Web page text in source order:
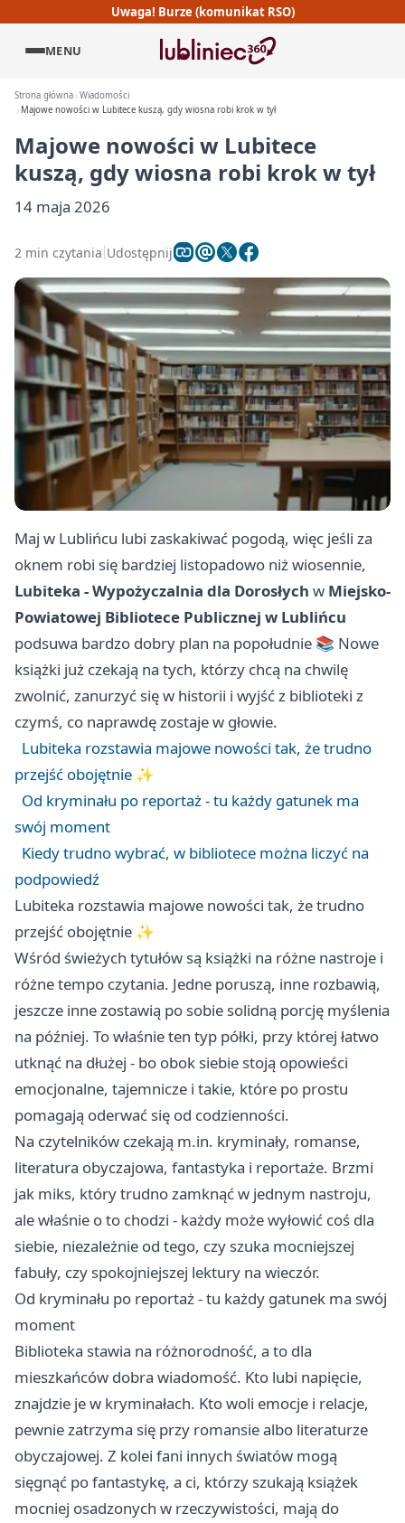
Uwaga! Burze (komunikat RSO)
MENU
Strona główna Wiadomości
Majowe nowości w Lubitece kuszą, gdy wiosna robi krok w tył
Majowe nowości w Lubitece
kuszą, gdy wiosna robi krok w tył
14 maja 2026
2 min czytania Udostępnij
Maj w Lublińcu lubi zaskakiwać pogodą, więc jeśli za
oknem robi się bardziej listopadowo niż wiosennie,
Lubiteka - Wypożyczalnia dla Dorosłych w Miejsko-
Powiatowej Bibliotece Publicznej w Lublińcu
podsuwa bardzo dobry plan na popołudnie 📚 Nowe
książki już czekają na tych, którzy chcą na chwilę
zwolnić, zanurzyć się w historii i wyjść z biblioteki z
czymś, co naprawdę zostaje w głowie.
Lubiteka rozstawia majowe nowości tak, że trudno
przejść obojętnie ✨
Od kryminału po reportaż - tu każdy gatunek ma
swój moment
Kiedy trudno wybrać, w bibliotece można liczyć na
podpowiedź
Lubiteka rozstawia majowe nowości tak, że trudno
przejść obojętnie ✨
Wśród świeżych tytułów są książki na różne nastroje i
różne tempo czytania. Jedne poruszą, inne rozbawią,
jeszcze inne zostawią po sobie solidną porcję myślenia
na później. To właśnie ten typ półki, przy której łatwo
utknąć na dłużej - bo obok siebie stoją opowieści
emocjonalne, tajemnicze i takie, które po prostu
pomagają oderwać się od codzienności.
Na czytelników czekają m.in. kryminały, romanse,
literatura obyczajowa, fantastyka i reportaże. Brzmi
jak miks, który trudno zamknąć w jednym nastroju,
ale właśnie o to chodzi - każdy może wyłowić coś dla
siebie, niezależnie od tego, czy szuka mocniejszej
fabuły, czy spokojniejszej lektury na wieczór.
Od kryminału po reportaż - tu każdy gatunek ma swój
moment
Biblioteka stawia na różnorodność, a to dla
mieszkańców dobra wiadomość. Kto lubi napięcie,
znajdzie je w kryminałach. Kto woli emocje i relacje,
pewnie zatrzyma się przy romansie albo literaturze
obyczajowej. Z kolei fani innych światów mogą
sięgnąć po fantastykę, a ci, którzy szukają książek
mocniej osadzonych w rzeczywistości, mają do